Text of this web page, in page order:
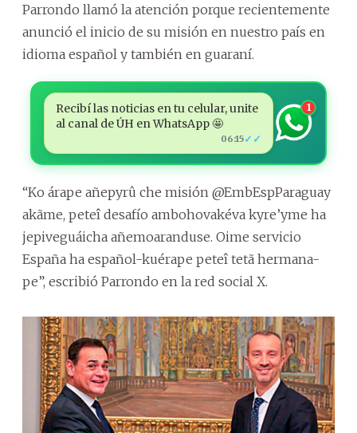
Parrondo llamó la atención porque recientemente
anunció el inicio de su misión en nuestro país en
idioma español y también en guaraní.
Recibí las noticias en tu celular, unite
al canal de ÚH en WhatsApp 🤩
06:15✓✓
1
“Ko árape añepyrû che misión @EmbEspParaguay
akãme, peteî desafío ambohovakéva kyre’yme ha
jepiveguáicha añemoaranduse. Oime servicio
España ha español-kuérape peteî tetã hermana-
pe”, escribió Parrondo en la red social X.